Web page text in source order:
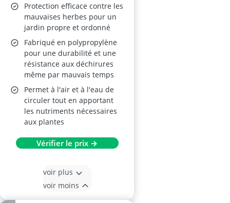
Protection efficace contre les
mauvaises herbes pour un
jardin propre et ordonné
Fabriqué en polypropylène
pour une durabilité et une
résistance aux déchirures
même par mauvais temps
Permet à l'air et à l'eau de
circuler tout en apportant
les nutriments nécessaires
aux plantes
Vérifier le prix →
voir plus
voir moins